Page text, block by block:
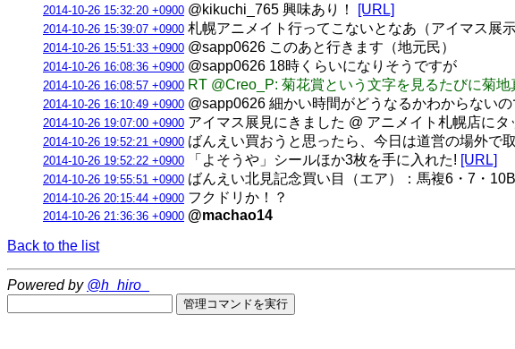
2014-10-26 15:32:20 +0900 @kikuchi_765 興味あり！ [URL]
2014-10-26 15:39:07 +0900 札幌アニメイト行ってこないとなあ（アイマス展示
2014-10-26 15:51:33 +0900 @sapp0626 このあと行きます（地元民）
2014-10-26 16:08:36 +0900 @sapp0626 18時くらいになりそうですが
2014-10-26 16:08:57 +0900 RT @Creo_P: 菊花賞という文字を見るたびに菊地
2014-10-26 16:10:49 +0900 @sapp0626 細かい時間がどうなるかわからない
2014-10-26 19:07:00 +0900 アイマス展見にきました @ アニメイト札幌店にタ
2014-10-26 19:52:21 +0900 ばんえい買おうと思ったら、今日は道営の場外で
2014-10-26 19:52:22 +0900 「よそうや」シールほか3枚を手に入れた! [URL]
2014-10-26 19:55:51 +0900 ばんえい北見記念買い目（エア）：馬複6・7・
2014-10-26 20:15:44 +0900 フクドリか！？
2014-10-26 21:36:36 +0900 @machao14
Back to the list
Powered by @h_hiro_